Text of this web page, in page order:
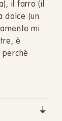
il farro (il
dolce (un
mi
è